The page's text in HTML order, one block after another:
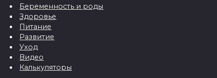
Беременность и роды
Здоровье
Питание
Развитие
Уход
Видео
Калькуляторы